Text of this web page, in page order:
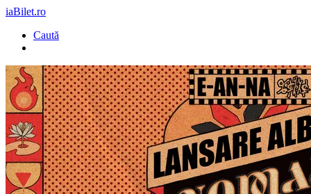
iaBilet.ro
Caută